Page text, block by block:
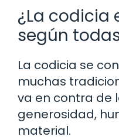
¿La codicia
según
La codicia se
muchas
va en contra de
generosidad,
material.